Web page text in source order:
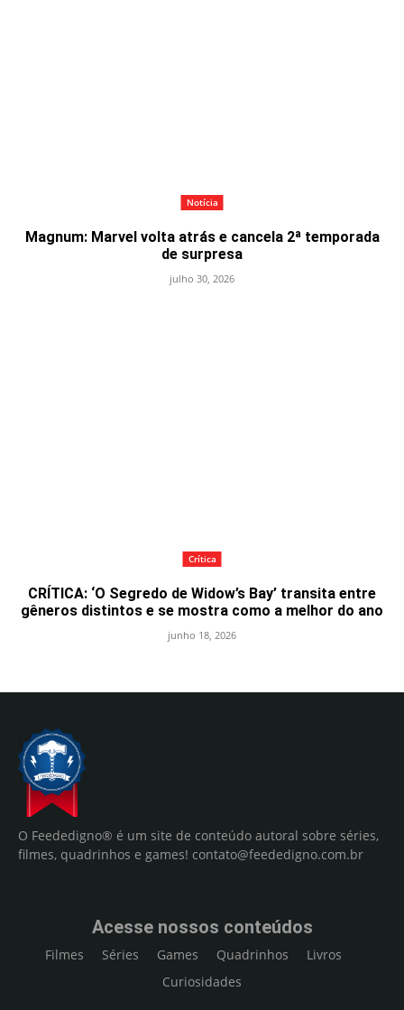
Notícia
Magnum: Marvel volta atrás e cancela 2ª temporada
de surpresa
julho 30, 2026
Crítica
CRÍTICA: ‘O Segredo de Widow’s Bay’ transita entre
gêneros distintos e se mostra como a melhor do ano
junho 18, 2026
O Feededigno® é um site de conteúdo autoral sobre séries,
filmes, quadrinhos e games! contato@feededigno.com.br
Acesse nossos conteúdos
Filmes Séries Games Quadrinhos
Livros
Curiosidades